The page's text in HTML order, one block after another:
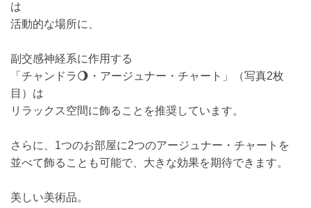
は
活動的な場所に、
副交感神経系に作用する
「チャンドラ🌖・アージュナー・チャート」（写真2枚
目）は
リラックス空間に飾ることを推奨しています。
さらに、1つのお部屋に2つのアージュナー・チャートを
並べて飾ることも可能で、大きな効果を期待できます。
美しい美術品。